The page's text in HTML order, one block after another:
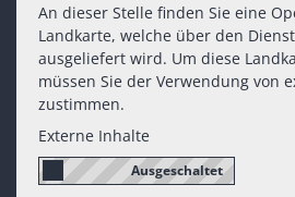
An dieser Stelle finden Sie eine
Landkarte, welche über den
ausgeliefert wird. Um diese
müssen Sie der Verwendung von
zustimmen.
Externe Inhalte